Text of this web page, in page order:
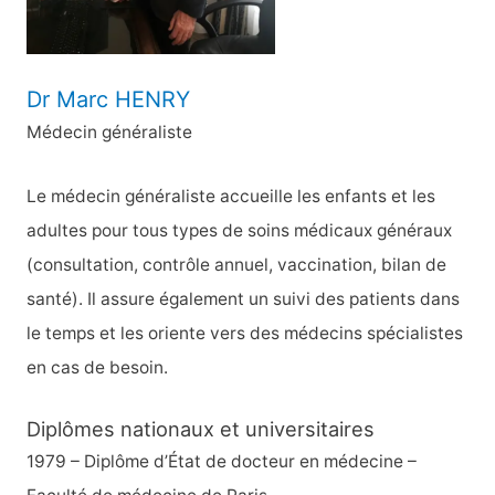
Dr Marc HENRY
Médecin généraliste
Le médecin généraliste accueille les enfants et les
adultes pour tous types de soins médicaux généraux
(consultation, contrôle annuel, vaccination, bilan de
santé). Il assure également un suivi des patients dans
le temps et les oriente vers des médecins spécialistes
en cas de besoin.
Diplômes nationaux et universitaires
1979 – Diplôme d’État de docteur en médecine –